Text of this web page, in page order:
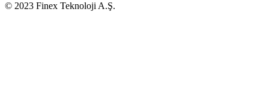
© 2023 Finex Teknoloji A.Ş.